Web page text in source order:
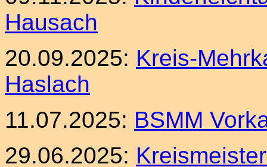
Hausach
20.09.2025: Kreis-
Haslach
11.07.2025: BSMM
29.06.2025: